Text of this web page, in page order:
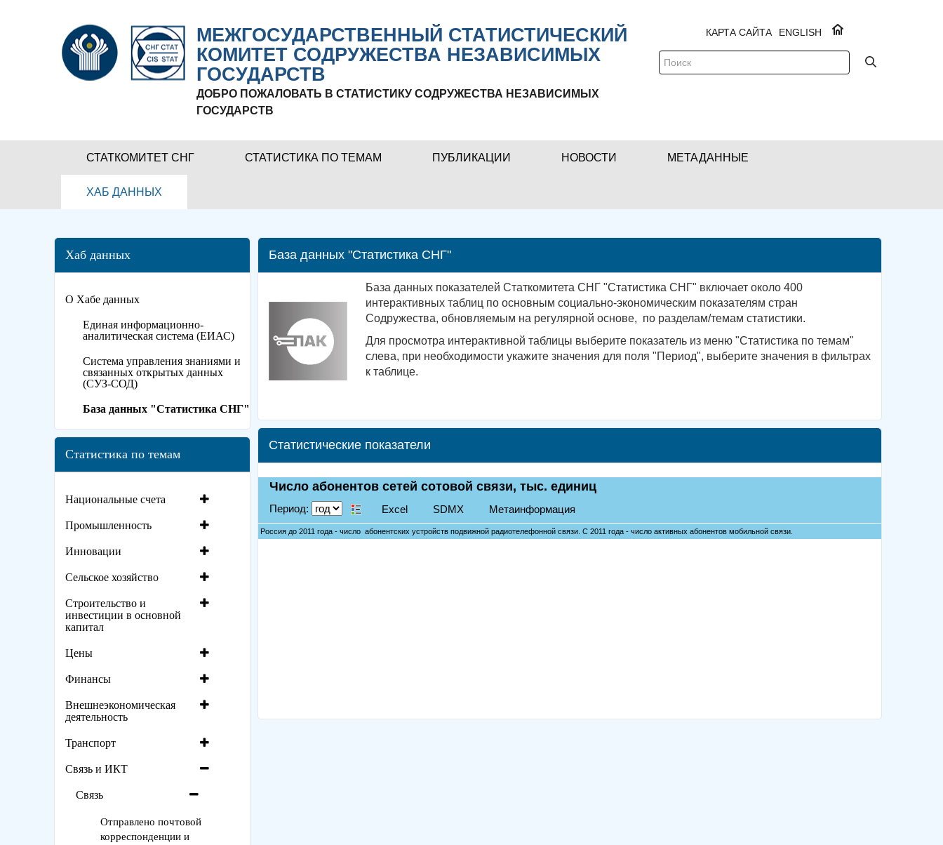
МЕЖГОСУДАРСТВЕННЫЙ СТАТИСТИЧЕСКИЙ
КОМИТЕТ СОДРУЖЕСТВА НЕЗАВИСИМЫХ
ГОСУДАРСТВ
ДОБРО ПОЖАЛОВАТЬ В СТАТИСТИКУ СОДРУЖЕСТВА НЕЗАВИСИМЫХ
ГОСУДАРСТВ
ENGLISH
КАРТА САЙТА
СТАТКОМИТЕТ СНГ СТАТИСТИКА ПО ТЕМАМ ПУБЛИКАЦИИ НОВОСТИ МЕТАДАННЫЕ
ХАБ ДАННЫХ
Хаб данных
О Хабе данных
Единая информационно-
аналитическая система (ЕИАС)
Система управления знаниями и
связанных открытых данных
(СУЗ-СОД)
База данных "Статистика СНГ"
Статистика по темам
Национальные счета
Промышленность
Инновации
Сельское хозяйство
Строительство и
инвестиции в основной
капитал
Цены
Финансы
Внешнеэкономическая
деятельность
Транспорт
Связь и ИКТ
Связь
Отправлено почтовой
корреспонденции и
База данных "Статистика СНГ"
База данных показателей Статкомитета СНГ "Статистика СНГ" включает около 400
интерактивных таблиц по основным социально-экономическим показателям стран
Содружества, обновляемым на регулярной основе, по разделам/темам статистики.
Для просмотра интерактивной таблицы выберите показатель из меню "Статистика по темам"
слева, при необходимости укажите значения для поля "Период", выберите значения в фильтрах
к таблице.
Статистические показатели